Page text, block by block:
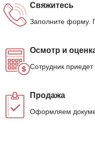
Свяжитесь
Заполните форму.
Осмотр и
Сотрудник приедет
Продажа
Оформляем